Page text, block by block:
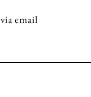
email